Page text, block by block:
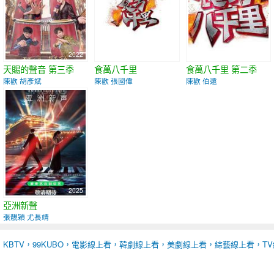
2022
天賜的聲音 第三季
陳歡 胡彥斌
食萬八千里
陳歡 張國偉
食萬八千里 第二季
陳歡 伯遠
2025
亞洲新聲
張靚穎 尤長靖
KBTV，99KUBO，電影線上看，韓劇線上看，美劇線上看，綜藝線上看，